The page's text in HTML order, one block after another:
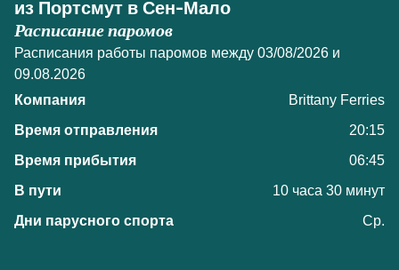
из Портсмут в Сен-Мало
Расписание паромов
Расписания работы паромов между 03/08/2026 и
09.08.2026
Brittany Ferries
20:15
06:45
10 часа 30 минут
Ср.